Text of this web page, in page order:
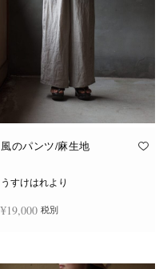
風のパンツ/麻生地
うすけはれより
¥19,000 税別